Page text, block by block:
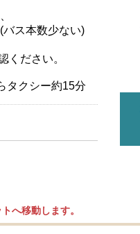
ス本数少ない)
ください。
タクシー約15分
へ移動します。